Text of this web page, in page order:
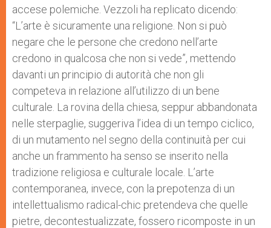
accese polemiche. Vezzoli ha replicato dicendo:
“L’arte è sicuramente una religione. Non si può
negare che le persone che credono nell’arte
credono in qualcosa che non si vede”, mettendo
davanti un principio di autorità che non gli
competeva in relazione all’utilizzo di un bene
culturale. La rovina della chiesa, seppur abbandonata
nelle sterpaglie, suggeriva l’idea di un tempo ciclico,
di un mutamento nel segno della continuità per cui
anche un frammento ha senso se inserito nella
tradizione religiosa e culturale locale. L’arte
contemporanea, invece, con la prepotenza di un
intellettualismo radical-chic pretendeva che quelle
pietre, decontestualizzate, fossero ricomposte in un